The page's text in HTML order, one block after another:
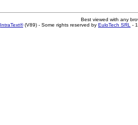
Best viewed with any
IntraText®(V89) - Some rights reserved by EuloTech SRL -